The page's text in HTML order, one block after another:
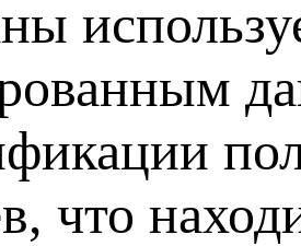
что